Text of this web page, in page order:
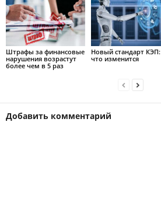
Штрафы за финансовые
нарушения возрастут
более чем в 5 раз
Новый стандарт КЭП:
что изменится
Добавить комментарий